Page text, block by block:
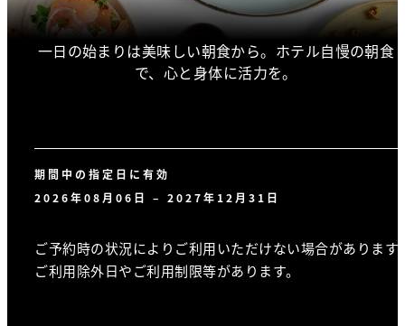
一日の始まりは美味しい朝食から。ホテル自慢の朝食
で、心と身体に活力を。
期間中の指定日に有効
2026年08月06日 – 2027年12月31日
ご予約時の状況によりご利用いただけない場合があります
ご利用除外日やご利用制限等があります。